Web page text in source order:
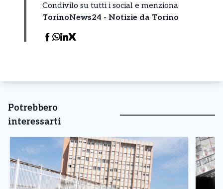
Condivilo su tutti i social e menziona
TorinoNews24 - Notizie da Torino
Potrebbero
interessarti